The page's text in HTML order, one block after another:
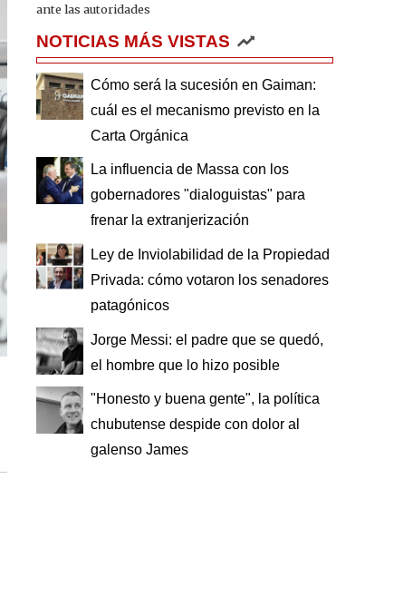
ante las autoridades
NOTICIAS MÁS VISTAS
Cómo será la sucesión en Gaiman:
cuál es el mecanismo previsto en la
Carta Orgánica
La influencia de Massa con los
gobernadores "dialoguistas" para
frenar la extranjerización
Ley de Inviolabilidad de la Propiedad
Privada: cómo votaron los senadores
patagónicos
Jorge Messi: el padre que se quedó,
el hombre que lo hizo posible
"Honesto y buena gente", la política
chubutense despide con dolor al
galenso James